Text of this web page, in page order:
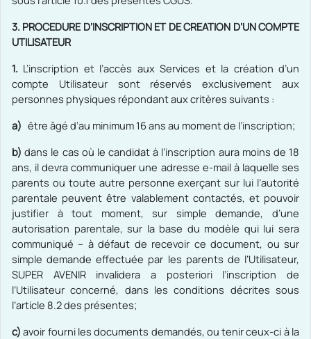
3. PROCEDURE D’INSCRIPTION ET DE CREATION D’UN COMPTE
UTILISATEUR
1. L’inscription et l’accès aux Services et la création d’un
compte Utilisateur sont réservés exclusivement aux
personnes physiques répondant aux critères suivants :
a) être âgé d’au minimum 16 ans au moment de l’inscription;
b) dans le cas où le candidat à l’inscription aura moins de 18
ans, il devra communiquer une adresse e-mail à laquelle ses
parents ou toute autre personne exerçant sur lui l’autorité
parentale peuvent être valablement contactés, et pouvoir
justifier à tout moment, sur simple demande, d’une
autorisation parentale, sur la base du modèle qui lui sera
communiqué – à défaut de recevoir ce document, ou sur
simple demande effectuée par les parents de l’Utilisateur,
SUPER AVENIR
invalidera a posteriori l’inscription de
l’Utilisateur concerné, dans les conditions décrites sous
l’article 8.2 des présentes;
c) avoir fourni les documents demandés, ou tenir ceux-ci à la